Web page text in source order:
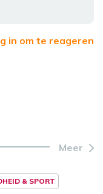
in om te reageren
Meer
& SPORT